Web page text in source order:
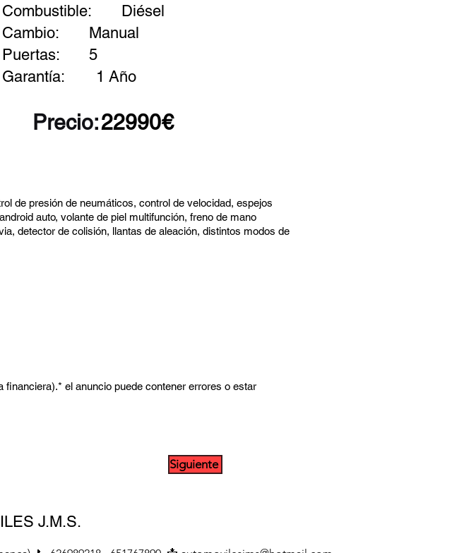
Diésel
Combustible:
Manual
Cambio:
Puertas:
5
Garantía: 1 Año
€
22990
Precio:
de presión de neumáticos, control de velocidad, espejos
auto, volante de piel multifunción, freno de mano
detector de colisión, llantas de aleación, distintos modos de
el anuncio puede contener errores o estar
Siguiente
J.M.S.